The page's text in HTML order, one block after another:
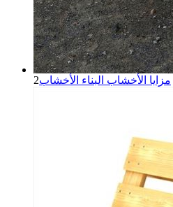
مزايا الأخشاب البناء الأخشاب